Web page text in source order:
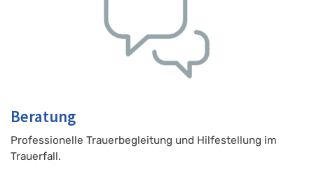
Beratung
Professionelle Trauerbegleitung und Hilfestellung im
Trauerfall.